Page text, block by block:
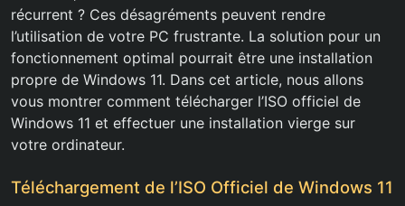
récurrent ? Ces désagréments peuvent rendre
l’utilisation de votre PC frustrante. La solution pour un
fonctionnement optimal pourrait être une installation
propre de Windows 11. Dans cet article, nous allons
vous montrer comment télécharger l’ISO officiel de
Windows 11 et effectuer une installation vierge sur
votre ordinateur.
Téléchargement de l’ISO Officiel de Windows 11